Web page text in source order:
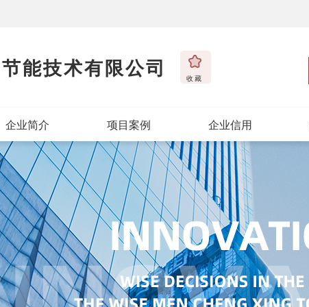
能技术有限公司 收藏
企业简介 项目案例 企业信用